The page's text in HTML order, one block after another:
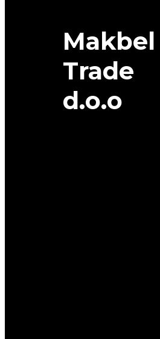
Makbel
Trade
d.o.o